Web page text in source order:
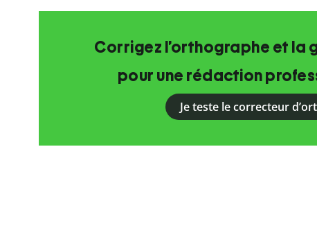
Corrigez l’orthographe et la
pour une rédaction
Je teste le correcteur